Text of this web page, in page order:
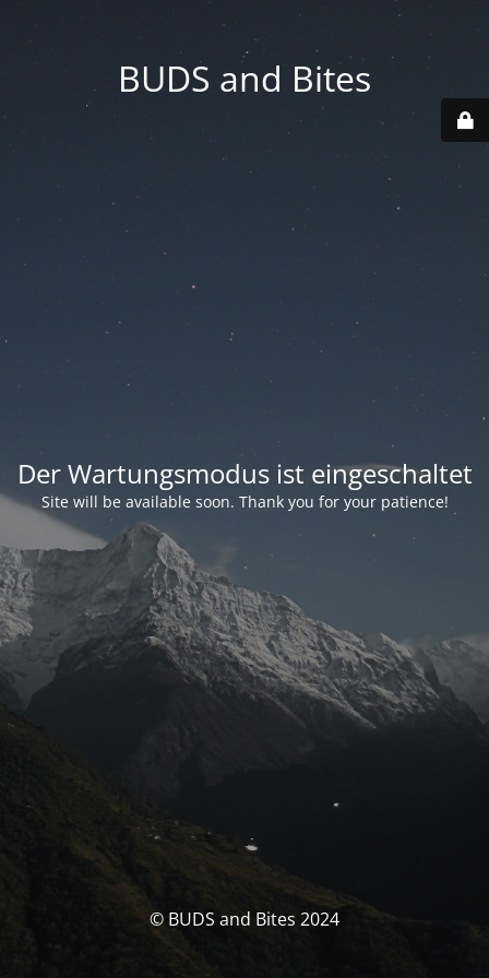
BUDS and Bites
Der Wartungsmodus ist eingeschaltet
Site will be available soon. Thank you for your patience!
© BUDS and Bites 2024